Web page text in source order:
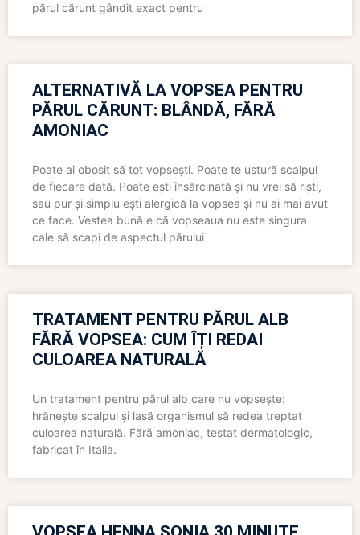
părul cărunt gândit exact pentru
ALTERNATIVĂ LA VOPSEA PENTRU
PĂRUL CĂRUNT: BLÂNDĂ, FĂRĂ
AMONIAC
Poate ai obosit să tot vopsești. Poate te ustură scalpul
de fiecare dată. Poate ești însărcinată și nu vrei să riști,
sau pur și simplu ești alergică la vopsea și nu ai mai avut
ce face. Vestea bună e că vopseaua nu este singura
cale să scapi de aspectul părului
TRATAMENT PENTRU PĂRUL ALB
FĂRĂ VOPSEA: CUM ÎȚI REDAI
CULOAREA NATURALĂ
Un tratament pentru părul alb care nu vopsește:
hrănește scalpul și lasă organismul să redea treptat
culoarea naturală. Fără amoniac, testat dermatologic,
fabricat în Italia.